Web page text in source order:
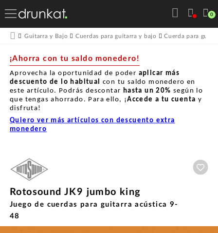
0
Guitarra y Bajo Cuerdas para guitarra y bajo Cuerda para
¡Ahorra con tu saldo monedero!
Aprovecha la oportunidad de poder aplicar más
descuento de lo habitual con tu saldo monedero en
este artículo. Podrás descontar hasta un 20% según lo
que tengas ahorrado. Para ello, ¡Accede a tu cuenta y
disfruta!
Quiero ver más artículos con descuento extra
monedero
Rotosound JK9 jumbo king
Juego de cuerdas para guitarra acústica 9-
48